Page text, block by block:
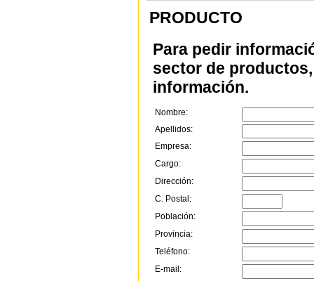
PRODUCTO
Para pedir
sector de
información.
Nombre:
Apellidos:
Empresa:
Cargo:
Dirección:
C. Postal:
Población:
Provincia:
Teléfono:
E-mail: